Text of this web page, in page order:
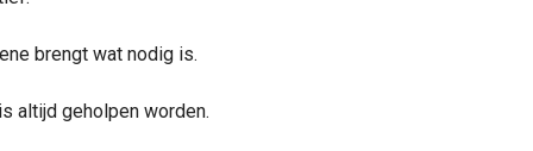
brengt wat nodig is.
altijd geholpen worden.